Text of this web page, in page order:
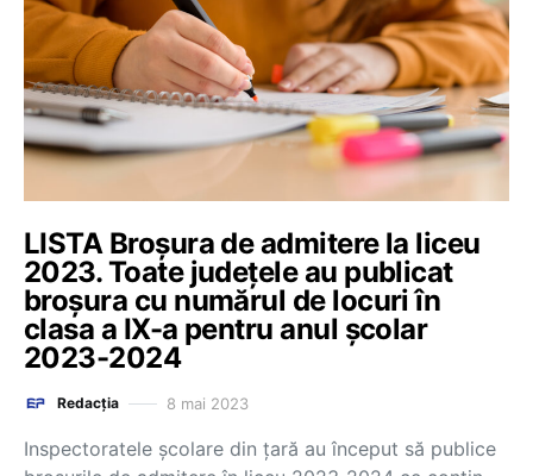
LISTA Broșura de admitere la liceu
2023. Toate județele au publicat
broșura cu numărul de locuri în
clasa a IX-a pentru anul școlar
2023-2024
Redacția 8 mai 2023
Inspectoratele școlare din țară au început să publice